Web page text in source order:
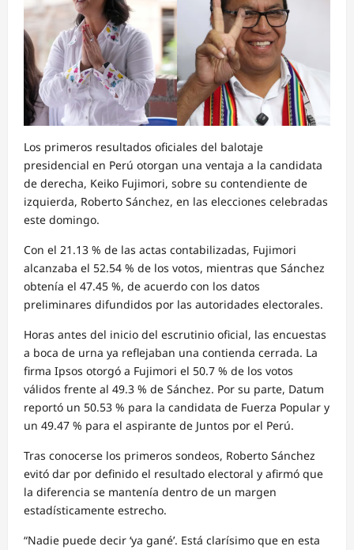
Los primeros resultados oficiales del balotaje
presidencial en Perú otorgan una ventaja a la candidata
de derecha, Keiko Fujimori, sobre su contendiente de
izquierda, Roberto Sánchez, en las elecciones celebradas
este domingo.
Con el 21.13 % de las actas contabilizadas, Fujimori
alcanzaba el 52.54 % de los votos, mientras que Sánchez
obtenía el 47.45 %, de acuerdo con los datos
preliminares difundidos por las autoridades electorales.
Horas antes del inicio del escrutinio oficial, las encuestas
a boca de urna ya reflejaban una contienda cerrada. La
firma Ipsos otorgó a Fujimori el 50.7 % de los votos
válidos frente al 49.3 % de Sánchez. Por su parte, Datum
reportó un 50.53 % para la candidata de Fuerza Popular y
un 49.47 % para el aspirante de Juntos por el Perú.
Tras conocerse los primeros sondeos, Roberto Sánchez
evitó dar por definido el resultado electoral y afirmó que
la diferencia se mantenía dentro de un margen
estadísticamente estrecho.
“Nadie puede decir ‘ya gané’. Está clarísimo que en esta